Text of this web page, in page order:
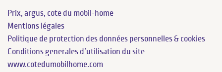
Prix, argus, cote du mobil-home
Mentions légales
Politique de protection des données personnelles & cookies
Conditions generales d’utilisation du site
www.cotedumobilhome.com